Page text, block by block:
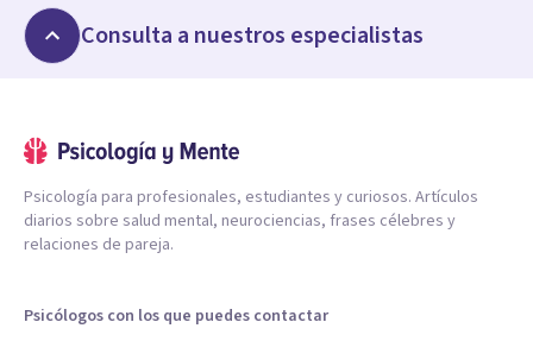
Consulta a nuestros especialistas
Psicología para profesionales, estudiantes y curiosos. Artículos
diarios sobre salud mental, neurociencias, frases célebres y
relaciones de pareja.
Psicólogos con los que puedes contactar